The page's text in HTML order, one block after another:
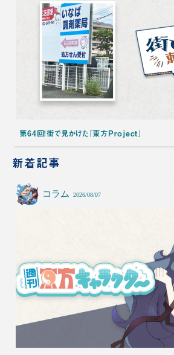
第64回！街で見かけた『東方Project』
新着記事
コラム 2026/08/07